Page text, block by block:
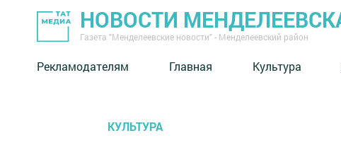
НОВОСТИ
Газета "Менделеевские новости" - Менделеевский район
Рекламодателям Главная Культура
КУЛЬТУРА